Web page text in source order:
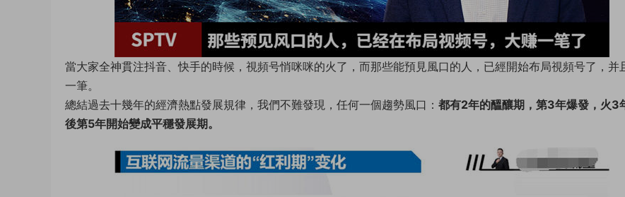
當大家全神貫注抖音、快手的時候，視頻号悄咪咪的火了，而那些能預見風口的人，已經開始布局視頻号了，并
一筆。
總結過去十幾年的經濟熱點發展規律，我們不難發現，任何一個趨勢風口： 都有2年的醞釀期，第3年爆發，火3
後第5年開始變成平穩發展期。